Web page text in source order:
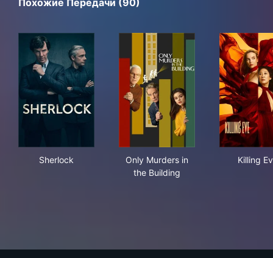
Похожие Передачи (90)
Sherlock
Only Murders in
the Building
Killing